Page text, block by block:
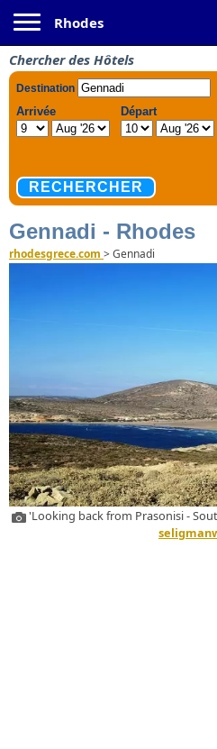
Rhodes
Chercher des Hôtels
Gennadi - Rhodes
rhodesgrece.com >Gennadi
'Looking back from Prasonisi -